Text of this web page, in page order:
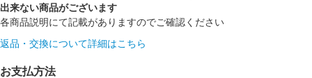
出来ない商品がございます
各商品説明にて記載がありますのでご確認ください
返品・交換について詳細はこちら
お支払方法